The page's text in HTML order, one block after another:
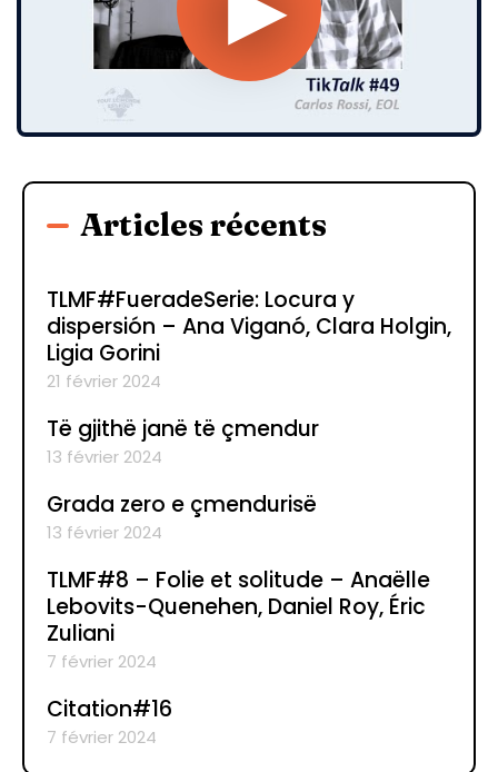
Articles récents
TLMF#FueradeSerie: Locura y
dispersión – Ana Viganó, Clara Holgin,
Ligia Gorini
21 février 2024
Të gjithë janë të çmendur
13 février 2024
Grada zero e çmendurisë
13 février 2024
TLMF#8 – Folie et solitude – Anaëlle
Lebovits-Quenehen, Daniel Roy, Éric
Zuliani
7 février 2024
Citation#16
7 février 2024